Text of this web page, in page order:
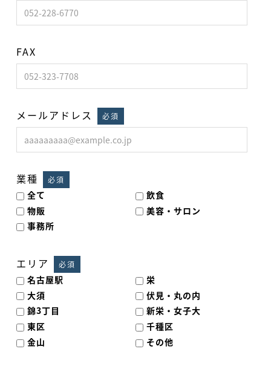
FAX
メールアドレス 必須
業種 必須
全て
飲食
物販
美容・サロン
事務所
エリア 必須
名古屋駅
栄
大須
伏見・丸の内
錦3丁目
新栄・女子大
東区
千種区
金山
その他